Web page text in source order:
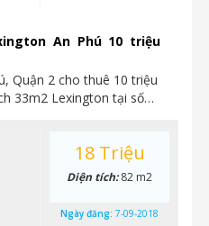
An Phú 10 triệu
Quận 2 cho thuê 10 triệu
33m2 Lexington tại số…
18 Triệu
Diện tích:82 m2
Ngày đăng: 7-09-2018